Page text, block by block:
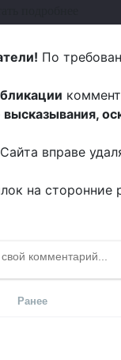
По
вправе
на сторонние
Ранее